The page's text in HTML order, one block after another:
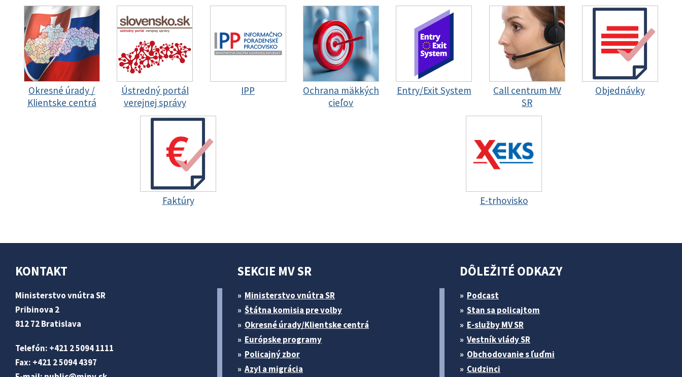
Okresné úrady /
Klientske centrá
Ústredný portál
verejnej správy
IPP
Ochrana mäkkých
cieľov
Entry/Exit System
Call centrum MV
SR
Objednávky
Faktúry E-trhovisko
KONTAKT
Ministerstvo vnútra SR
Pribinova 2
812 72 Bratislava
Telefón: +421 2 5094 1111
Fax: +421 2 5094 4397
SEKCIE MV SR
Ministerstvo vnútra SR
Štátna komisia pre volby
Okresné úrady/Klientske centrá
Európske programy
Policajný zbor
Azyl a migrácia
DÔLEŽITÉ ODKAZY
Podcast
Stan sa policajtom
E-služby MV SR
Vestník vlády SR
Obchodovanie s ľuďmi
Cudzinci